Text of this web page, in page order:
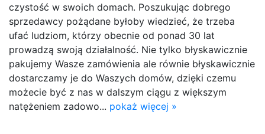
czystość w swoich domach. Poszukując dobrego
sprzedawcy pożądane byłoby wiedzieć, że trzeba
ufać ludziom, którzy obecnie od ponad 30 lat
prowadzą swoją działalność. Nie tylko błyskawicznie
pakujemy Wasze zamówienia ale równie błyskawicznie
dostarczamy je do Waszych domów, dzięki czemu
możecie być z nas w dalszym ciągu z większym
natężeniem zadowo... pokaż więcej »